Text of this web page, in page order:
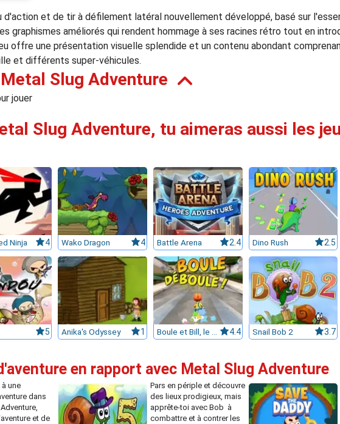
d'action et de tir à défilement latéral nouvellement développé, basé sur
graphismes améliorés qui rendent hommage à ses racines rétro tout en
offre une présentation visuelle splendide et un contenu abondant
et différents super-véhicules.
Slug Adventure
jouer
Slug Adventure, tu aimeras aussi les
Ninja 4 Wako Dragon 4 Battle Arena 2.4 Dino Rush 2.5
5 Anika's Odyssey 1 Boule et Bill, le jeu 4.4 Snail Bob 2 3.7
en rapport avec Metal Slug Adventure
une
dans
et de
Pars en périple et découvre
des lieux prodigieux, mais
apprête-toi avec Bob à
combattre et à contrer les